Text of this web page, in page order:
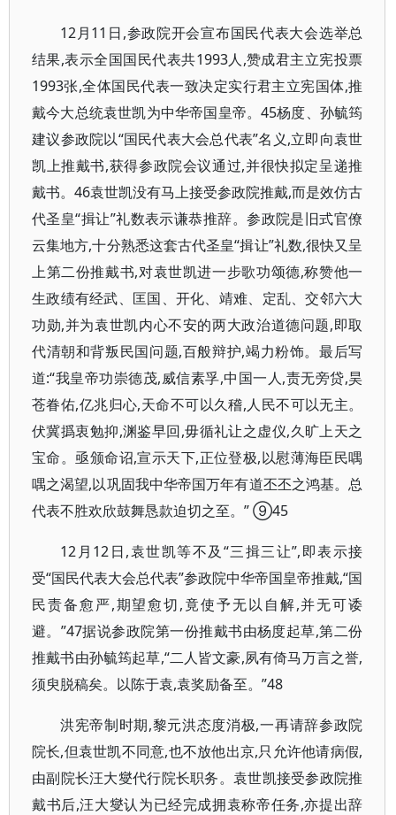
12月11日,参政院开会宣布国民代表大会选举总
结果,表示全国国民代表共1993人,赞成君主立宪投票
1993张,全体国民代表一致决定实行君主立宪国体,推
戴今大总统袁世凯为中华帝国皇帝。45杨度、孙毓筠
建议参政院以“国民代表大会总代表”名义,立即向袁世
凯上推戴书,获得参政院会议通过,并很快拟定呈递推
戴书。46袁世凯没有马上接受参政院推戴,而是效仿古
代圣皇“揖让”礼数表示谦恭推辞。参政院是旧式官僚
云集地方,十分熟悉这套古代圣皇“揖让”礼数,很快又呈
上第二份推戴书,对袁世凯进一步歌功颂德,称赞他一
生政绩有经武、匡国、开化、靖难、定乱、交邻六大
功勋,并为袁世凯内心不安的两大政治道德问题,即取
代清朝和背叛民国问题,百般辩护,竭力粉饰。最后写
道:“我皇帝功崇德茂,威信素孚,中国一人,责无旁贷,昊
苍眷佑,亿兆归心,天命不可以久稽,人民不可以无主。
伏冀撝衷勉抑,渊鉴早回,毋循礼让之虚仪,久旷上天之
宝命。亟颁命诏,宣示天下,正位登极,以慰薄海臣民喁
喁之渴望,以巩固我中华帝国万年有道丕丕之鸿基。总
代表不胜欢欣鼓舞恳款迫切之至。” ⑨45
12月12日,袁世凯等不及“三揖三让”,即表示接
受“国民代表大会总代表”参政院中华帝国皇帝推戴,“国
民责备愈严,期望愈切,竟使予无以自解,并无可诿
避。”47据说参政院第一份推戴书由杨度起草,第二份
推戴书由孙毓筠起草,“二人皆文豪,夙有倚马万言之誉,
须臾脱稿矣。以陈于袁,袁奖励备至。”48
洪宪帝制时期,黎元洪态度消极,一再请辞参政院
院长,但袁世凯不同意,也不放他出京,只允许他请病假,
由副院长汪大燮代行院长职务。袁世凯接受参政院推
戴书后,汪大燮认为已经完成拥袁称帝任务,亦提出辞